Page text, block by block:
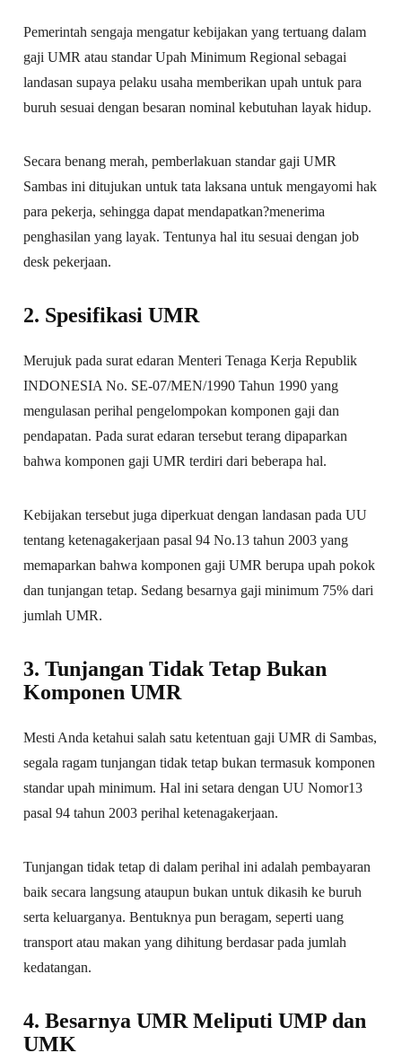
Pemerintah sengaja mengatur kebijakan yang tertuang dalam
gaji UMR atau standar Upah Minimum Regional sebagai
landasan supaya pelaku usaha memberikan upah untuk para
buruh sesuai dengan besaran nominal kebutuhan layak hidup.
Secara benang merah, pemberlakuan standar gaji UMR
Sambas ini ditujukan untuk tata laksana untuk mengayomi hak
para pekerja, sehingga dapat mendapatkan?menerima
penghasilan yang layak. Tentunya hal itu sesuai dengan job
desk pekerjaan.
2. Spesifikasi UMR
Merujuk pada surat edaran Menteri Tenaga Kerja Republik
INDONESIA No. SE-07/MEN/1990 Tahun 1990 yang
mengulasan perihal pengelompokan komponen gaji dan
pendapatan. Pada surat edaran tersebut terang dipaparkan
bahwa komponen gaji UMR terdiri dari beberapa hal.
Kebijakan tersebut juga diperkuat dengan landasan pada UU
tentang ketenagakerjaan pasal 94 No.13 tahun 2003 yang
memaparkan bahwa komponen gaji UMR berupa upah pokok
dan tunjangan tetap. Sedang besarnya gaji minimum 75% dari
jumlah UMR.
3. Tunjangan Tidak Tetap Bukan
Komponen UMR
Mesti Anda ketahui salah satu ketentuan gaji UMR di Sambas,
segala ragam tunjangan tidak tetap bukan termasuk komponen
standar upah minimum. Hal ini setara dengan UU Nomor13
pasal 94 tahun 2003 perihal ketenagakerjaan.
Tunjangan tidak tetap di dalam perihal ini adalah pembayaran
baik secara langsung ataupun bukan untuk dikasih ke buruh
serta keluarganya. Bentuknya pun beragam, seperti uang
transport atau makan yang dihitung berdasar pada jumlah
kedatangan.
4. Besarnya UMR Meliputi UMP dan
UMK